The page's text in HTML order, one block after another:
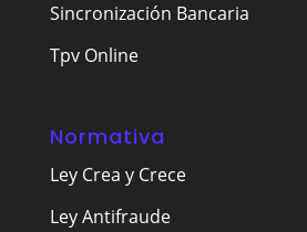
Sincronización Bancaria
Tpv Online
Normativa
Ley Crea y Crece
Ley Antifraude